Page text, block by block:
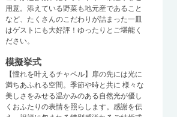
用意。添えている野菜も地元産であること
など、たくさんのこだわりが詰まった一皿
はゲストにも大好評！ゆったりとご堪能く
ださい。
模擬挙式
【憧れを叶えるチャペル】扉の先には光に
満ちあふれる空間。季節や時と共に 様々な
美しさをみせる温かみのある自然光が優し
くおふたりの表情を照らします。感謝を伝